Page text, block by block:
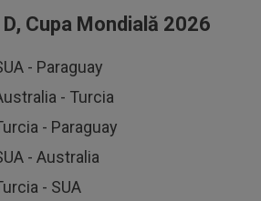
Cupa Mondială 2026
- Paraguay
- Turcia
- Paraguay
- Australia
- SUA